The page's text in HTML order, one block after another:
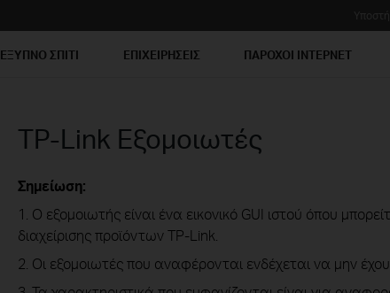
ΕΞΥΠΝΟ ΣΠΙΤΙ ΕΠΙΧΕΙΡΗΣΕΙΣ ΠΑΡΟΧΟΙ ΙΝΤΕΡΝΕΤ
TP-Link Εξομοιωτές
Σημείωση:
1. Ο εξομοιωτής είναι ένα εικονικό GUI ιστού όπου
διαχείρισης προϊόντων TP-Link.
2. Οι εξομοιωτές που αναφέρονται ενδέχεται να μην